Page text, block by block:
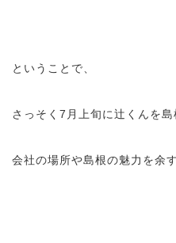
ということで、
さっそく7月上旬に辻くんを島
会社の場所や島根の魅力を余